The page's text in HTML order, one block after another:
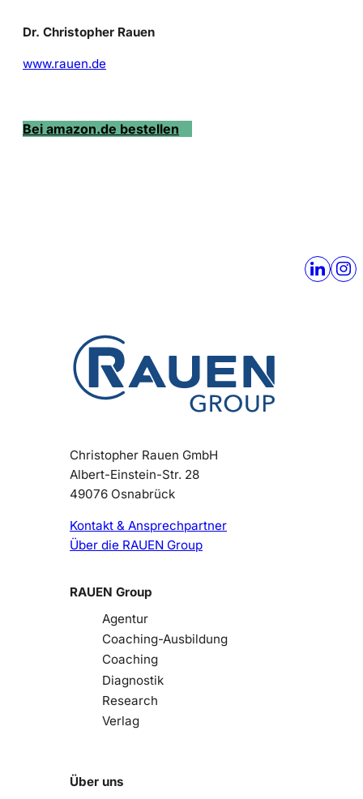
Dr. Christopher Rauen
www.rauen.de
Bei amazon.de bestellen
Christopher Rauen GmbH
Albert-Einstein-Str. 28
49076 Osnabrück
Kontakt & Ansprechpartner
Über die RAUEN Group
RAUEN Group
Agentur
Coaching-Ausbildung
Coaching
Diagnostik
Research
Verlag
Über uns